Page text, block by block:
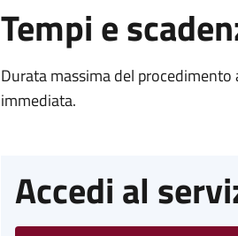
Tempi e
Durata massima del
immediata.
Accedi al